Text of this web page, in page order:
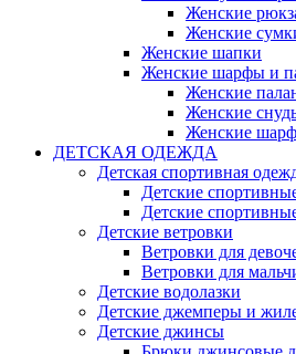
Женские
Женские
Женские шапки
Женские шарфы и
Женские
Женские
Женские
ДЕТСКАЯ ОДЕЖДА
Детская спортивная
Детские
Детские
Детские ветровки
Ветровки для
Ветровки для
Детские водолазки
Детские джемперы и
Детские джинсы